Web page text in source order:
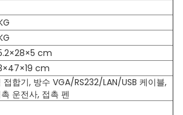
cm
cm
접합기, 방수 VGA/RS232/LAN/USB 케이블,
운전사, 접촉 펜